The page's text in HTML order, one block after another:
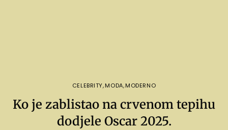
CELEBRITY,MODA,MODERNO
Ko je zablistao na crvenom tepihu
dodjele Oscar 2025.